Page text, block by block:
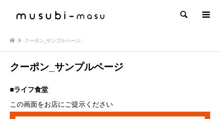
検索
クーポン_サンプルページ
クーポン_サンプルページ
■ライフ食堂
この画面をお店にご提示ください